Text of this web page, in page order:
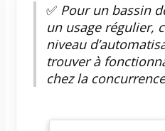
✅ Pour un bassin
un usage régulier,
niveau
trouver à
chez la